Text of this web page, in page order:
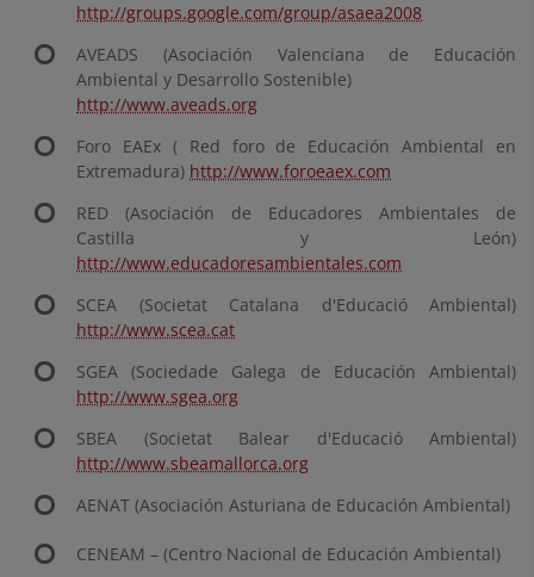
http://groups.google.com/group/asaea2008
AVEADS (Asociación Valenciana de Educación
Ambiental y Desarrollo Sostenible)
http://www.aveads.org
Foro EAEx ( Red foro de Educación Ambiental en
Extremadura) http://www.foroeaex.com
RED (Asociación de Educadores Ambientales de
Castilla y León)
http://www.educadoresambientales.com
SCEA (Societat Catalana d'Educació Ambiental)
http://www.scea.cat
SGEA (Sociedade Galega de Educación Ambiental)
http://www.sgea.org
SBEA (Societat Balear d'Educació Ambiental)
http://www.sbeamallorca.org
AENAT (Asociación Asturiana de Educación Ambiental)
CENEAM – (Centro Nacional de Educación Ambiental)